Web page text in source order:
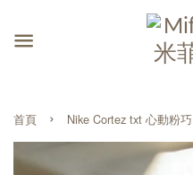
首頁 › Nike Cortez txt 心動粉巧